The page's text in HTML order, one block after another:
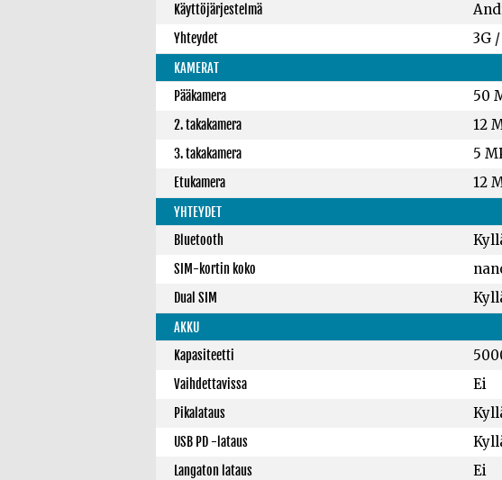
Käyttöjärjestelmä
Yhteydet 3G
KAMERAT
Pääkamera
50
2. takakamera 12
3. takakamera 5
Etukamera 12
YHTEYDET
Bluetooth
SIM-kortin koko
Dual SIM
AKKU
Kapasiteetti
Vaihdettavissa Ei
Pikalataus
USB PD -lataus
Langaton lataus Ei